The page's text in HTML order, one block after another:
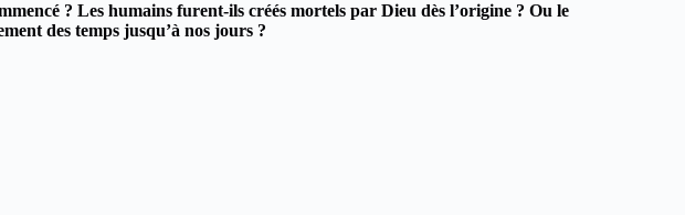
? Les humains furent-ils créés mortels par Dieu dès l’origine ? Ou le
des temps jusqu’à nos jours ?